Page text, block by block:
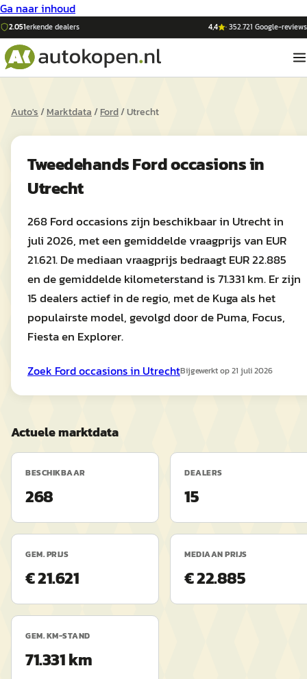
Ga naar inhoud
2.051erkende dealers 4,4 ·352.721 Google-reviews
Auto's/Marktdata/Ford/Utrecht
TweedehandsFordoccasions in
Utrecht
268 Ford occasions zijn beschikbaar in Utrecht in
juli 2026, met een gemiddelde vraagprijs van EUR
21.621. De mediaan vraagprijs bedraagt EUR 22.885
en de gemiddelde kilometerstand is 71.331 km. Er zijn
15 dealers actief in de regio, met de Kuga als het
populairste model, gevolgd door de Puma, Focus,
Fiesta en Explorer.
Zoek Fordoccasions in UtrechtBijgewerkt op21 juli 2026
Actuele marktdata
BESCHIKBAAR
268
DEALERS
15
GEM. PRIJS
€ 21.621
MEDIAAN PRIJS
€ 22.885
GEM. KM-STAND
71.331 km